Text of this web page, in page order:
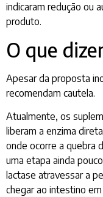
indicaram redução ou
produto.
O que
Apesar da proposta
recomendam cautela.
Atualmente, os
liberam a enzima
onde ocorre a quebra
uma etapa ainda
lactase atravessar a
chegar ao intestino